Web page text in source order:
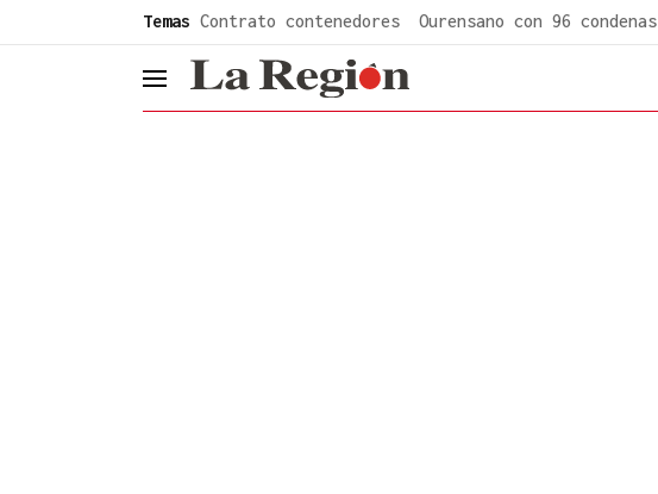
Temas Contrato contenedores Ourensano con 96 condenas
header.menu.open